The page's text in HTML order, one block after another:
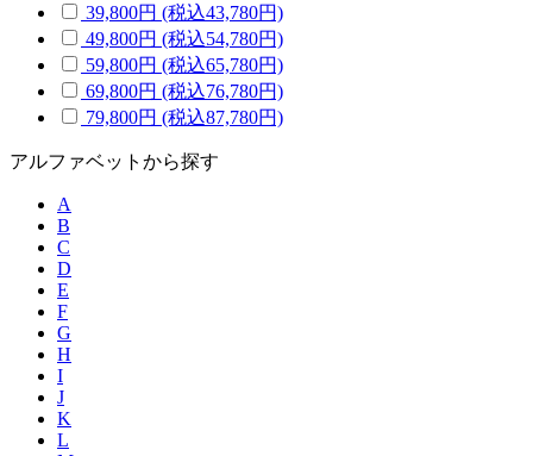
39,800円 (税込43,780円)
49,800円 (税込54,780円)
59,800円 (税込65,780円)
69,800円 (税込76,780円)
79,800円 (税込87,780円)
アルファベットから探す
A
B
C
D
E
F
G
H
I
J
K
L